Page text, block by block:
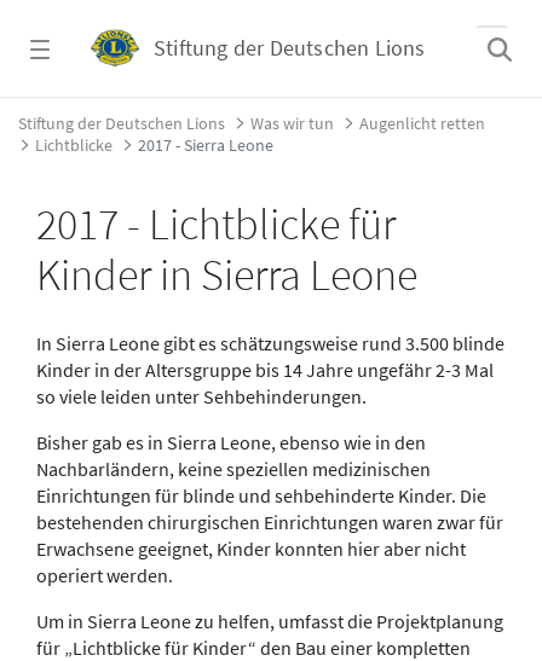
Stiftung der Deutschen Lions
2017 - Sierra Leone - Stiftung der
Stiftung der Deutschen Lions Was wir tun
Augenlicht retten
Lichtblicke
2017 - Sierra Leone
2017 - Lichtblicke für
Kinder in Sierra Leone
In Sierra Leone gibt es schätzungsweise rund 3.500 blinde
Kinder in der Altersgruppe bis 14 Jahre ungefähr 2-3 Mal
so viele leiden unter Sehbehinderungen.
Bisher gab es in Sierra Leone, ebenso wie in den
Nachbarländern, keine speziellen medizinischen
Einrichtungen für blinde und sehbehinderte Kinder. Die
bestehenden chirurgischen Einrichtungen waren zwar für
Erwachsene geeignet, Kinder konnten hier aber nicht
operiert werden.
Um in Sierra Leone zu helfen, umfasst die Projektplanung
für „Lichtblicke für Kinder“ den Bau einer kompletten